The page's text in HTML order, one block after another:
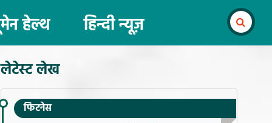
हेल्थ हिन्दी न्यूज़
लेटेस्ट लेख
फिटनेस